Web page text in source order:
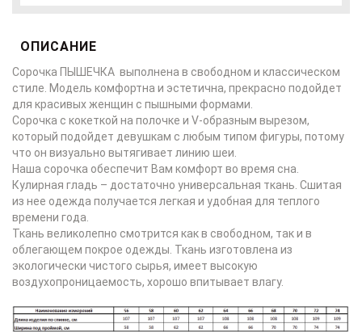
ОПИСАНИЕ
Сорочка ПЫШЕЧКА выполнена в свободном и классическом
стиле. Модель комфортна и эстетична, прекрасно подойдет
для красивых женщин с пышными формами.
Сорочка с кокеткой на полочке и V-образным вырезом,
который подойдет девушкам с любым типом фигуры, потому
что он визуально вытягивает линию шеи.
Наша сорочка обеспечит Вам комфорт во время сна.
Кулирная гладь – достаточно универсальная ткань. Сшитая
из нее одежда получается легкая и удобная для теплого
времени года.
Ткань великолепно смотрится как в свободном, так и в
облегающем покрое одежды. Ткань изготовлена из
экологически чистого сырья, имеет высокую
воздухопроницаемость, хорошо впитывает влагу.